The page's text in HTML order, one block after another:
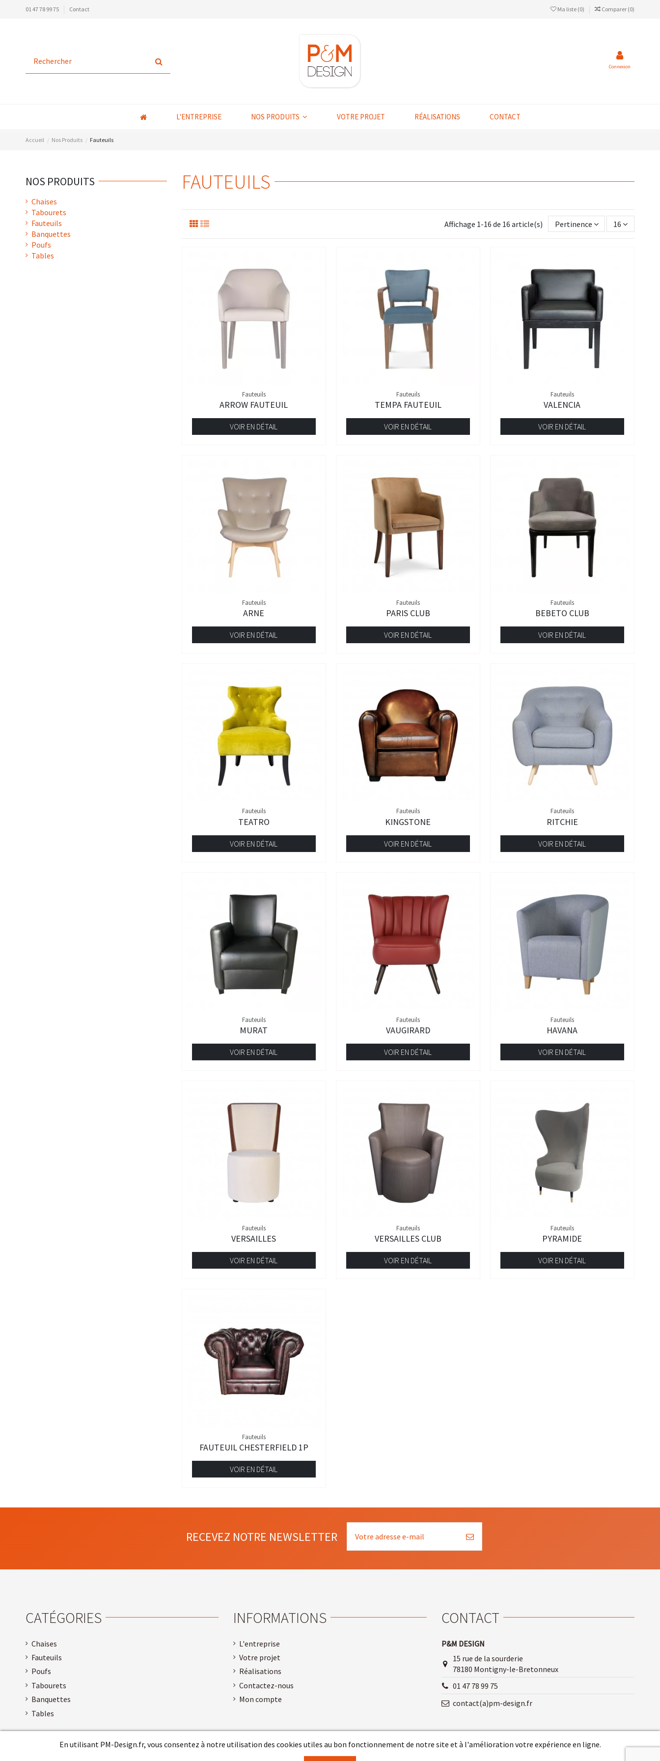
01 47 78 99 75 Contact Ma liste (0) Comparer (0)
Connexion
L'ENTREPRISE NOS PRODUITS VOTRE PROJET RÉALISATIONS CONTACT
Accueil Nos Produits Fauteuils
FAUTEUILS
Affichage 1-16 de 16 article(s) Pertinence 16
Fauteuils
ARROW FAUTEUIL
VOIR EN DÉTAIL
Fauteuils
TEMPA FAUTEUIL
VOIR EN DÉTAIL
Fauteuils
VALENCIA
VOIR EN DÉTAIL
Fauteuils
ARNE
VOIR EN DÉTAIL
Fauteuils
PARIS CLUB
VOIR EN DÉTAIL
Fauteuils
BEBETO CLUB
VOIR EN DÉTAIL
Fauteuils
TEATRO
VOIR EN DÉTAIL
Fauteuils
KINGSTONE
VOIR EN DÉTAIL
Fauteuils
RITCHIE
VOIR EN DÉTAIL
Fauteuils
MURAT
VOIR EN DÉTAIL
Fauteuils
VAUGIRARD
VOIR EN DÉTAIL
Fauteuils
HAVANA
VOIR EN DÉTAIL
Fauteuils
VERSAILLES
VOIR EN DÉTAIL
Fauteuils
VERSAILLES CLUB
VOIR EN DÉTAIL
Fauteuils
PYRAMIDE
VOIR EN DÉTAIL
Fauteuils
FAUTEUIL CHESTERFIELD 1P
VOIR EN DÉTAIL
NOS PRODUITS
Chaises
Tabourets
Fauteuils
Banquettes
Poufs
Tables
RECEVEZ NOTRE NEWSLETTER
CATÉGORIES
Chaises
Fauteuils
Poufs
Tabourets
Banquettes
Tables
INFORMATIONS
L'entreprise
Votre projet
Réalisations
Contactez-nous
Mon compte
CONTACT
P&M DESIGN
15 rue de la sourderie
78180 Montigny-le-Bretonneux
01 47 78 99 75
contact(a)pm-design.fr
En utilisant PM-Design.fr, vous consentez à notre utilisation des cookies utiles au bon fonctionnement de notre site et à l'amélioration votre expérience en ligne.